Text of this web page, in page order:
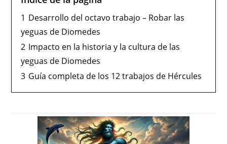
1 Desarrollo del octavo trabajo – Robar las
yeguas de Diomedes
2 Impacto en la historia y la cultura de las
yeguas de Diomedes
3 Guía completa de los 12 trabajos de Hércules